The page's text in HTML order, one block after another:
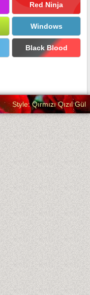
Red Ninja
Windows
Black Blood
Style: Qırmızı Qızıl Gül